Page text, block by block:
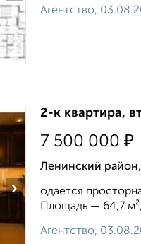
Агентство,
›
2-к квартира,
7 500 000 ₽
Ленинский
одаётся
Площадь — 64,7
Агентство,